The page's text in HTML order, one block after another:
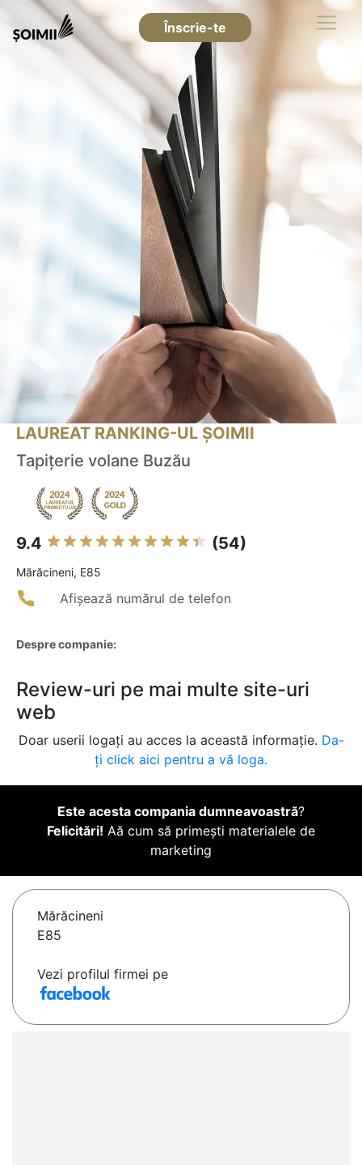
Înscrie-te
LAUREAT RANKING-UL ȘOIMII
Tapițerie volane Buzău
9.4 (54)
Mărăcineni, E85
Afișează numărul de telefon
Despre companie:
Review-uri pe mai multe site-uri
web
Doar userii logați au acces la această informație. Da-
ți click aici pentru a vă loga.
Este acesta compania dumneavoastră?
Felicitări! Aă cum să primești materialele de
marketing
Mărăcineni
E85
Vezi profilul firmei pe